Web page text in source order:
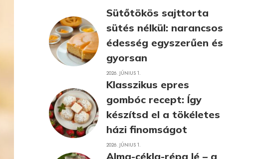
Sütőtökös sajttorta
sütés nélkül: narancsos
édesség egyszerűen és
gyorsan
2026. JÚNIUS 1.
Klasszikus epres
gombóc recept: Így
készítsd el a tökéletes
házi finomságot
2026. JÚNIUS 1.
Alma-cékla-répa lé – a